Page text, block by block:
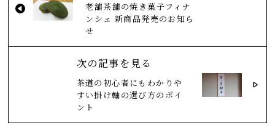
老舗茶舗の焼き菓子フィナ
ンシェ 新商品発売のお知ら
せ
次の記事を見る
茶道の初心者にもわかりや
すい掛け軸の選び方のポイ
ント